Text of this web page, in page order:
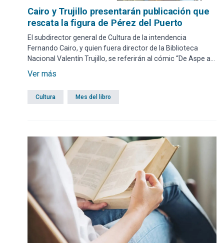
Cairo y Trujillo presentarán publicación que
rescata la figura de Pérez del Puerto
El subdirector general de Cultura de la intendencia
Fernando Cairo, y quien fuera director de la Biblioteca
Nacional Valentín Trujillo, se referirán al cómic “De Aspe a
Uruguay: Rafael Pérez del Puerto, un aspense ejemplar”.
Ver más
Cultura Mes del libro